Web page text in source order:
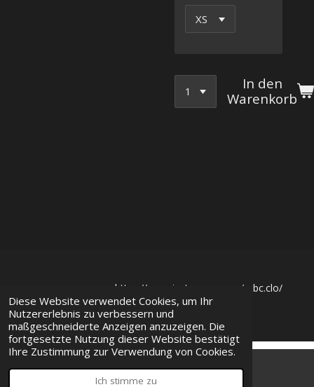
Diese Website verwendet Cookies, um Ihr
Nutzererlebnis zu verbessern und
maßgeschneiderte Anzeigen anzuzeigen. Die
fortgesetzte Nutzung dieser Website bestätigt
Ihre Zustimmung zur Verwendung von Cookies.
Ich stimme zu
In den
Warenkorb
https://www.instagram.com/mbc.clo/
© 2023MBC Clothing